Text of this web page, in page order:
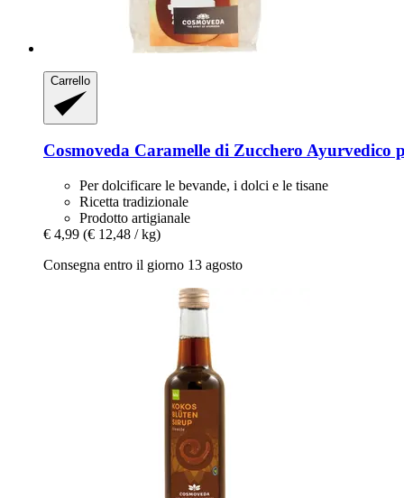
Carrello
Cosmoveda Caramelle di Zucchero Ayurvedico
Per dolcificare le bevande, i dolci e le tisane
Ricetta tradizionale
Prodotto artigianale
€ 4,99 (€ 12,48 / kg)
Consegna entro il giorno 13 agosto